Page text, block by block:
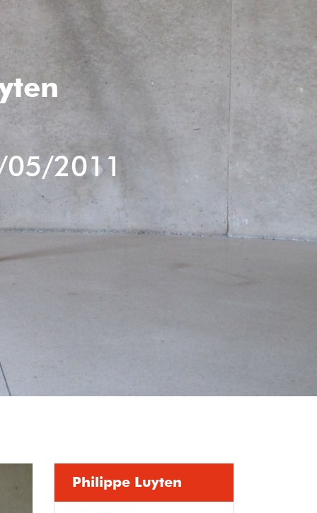
05/2011
Philippe Luyten